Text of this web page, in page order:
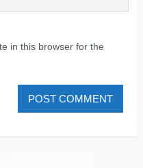
in this browser for the